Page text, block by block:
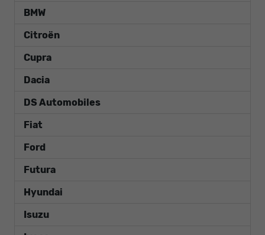
BMW
Citroën
Cupra
Dacia
DS Automobiles
Fiat
Ford
Futura
Hyundai
Isuzu